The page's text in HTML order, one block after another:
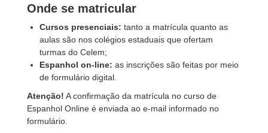
Onde se matricular
Cursos presenciais: tanto a matrícula quanto as
aulas são nos colégios estaduais que ofertam
turmas do Celem;
Espanhol on-line: as inscrições são feitas por meio
de formulário digital.
Atenção! A confirmação da matrícula no curso de
Espanhol Online é enviada ao e-mail informado no
formulário.